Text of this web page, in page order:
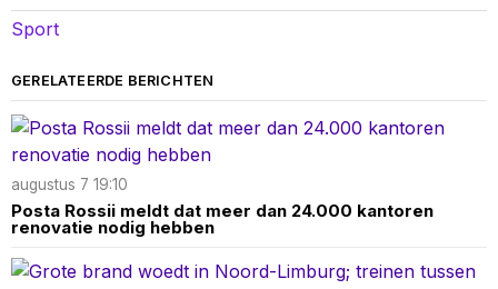
Sport
GERELATEERDE BERICHTEN
augustus 7 19:10
Posta Rossii meldt dat meer dan 24.000 kantoren
renovatie nodig hebben